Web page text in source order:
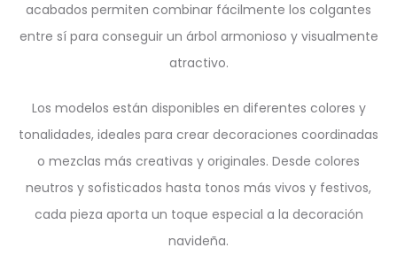
acabados permiten combinar fácilmente los colgantes
entre sí para conseguir un árbol armonioso y visualmente
atractivo.
Los modelos están disponibles en diferentes colores y
tonalidades, ideales para crear decoraciones coordinadas
o mezclas más creativas y originales. Desde colores
neutros y sofisticados hasta tonos más vivos y festivos,
cada pieza aporta un toque especial a la decoración
navideña.